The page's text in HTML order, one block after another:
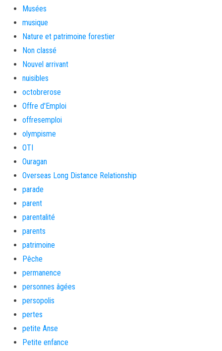
Musées
musique
Nature et patrimoine forestier
Non classé
Nouvel arrivant
nuisibles
octobrerose
Offre d'Emploi
offresemploi
olympisme
OTI
Ouragan
Overseas Long Distance Relationship
parade
parent
parentalité
parents
patrimoine
Pêche
permanence
personnes âgées
persopolis
pertes
petite Anse
Petite enfance